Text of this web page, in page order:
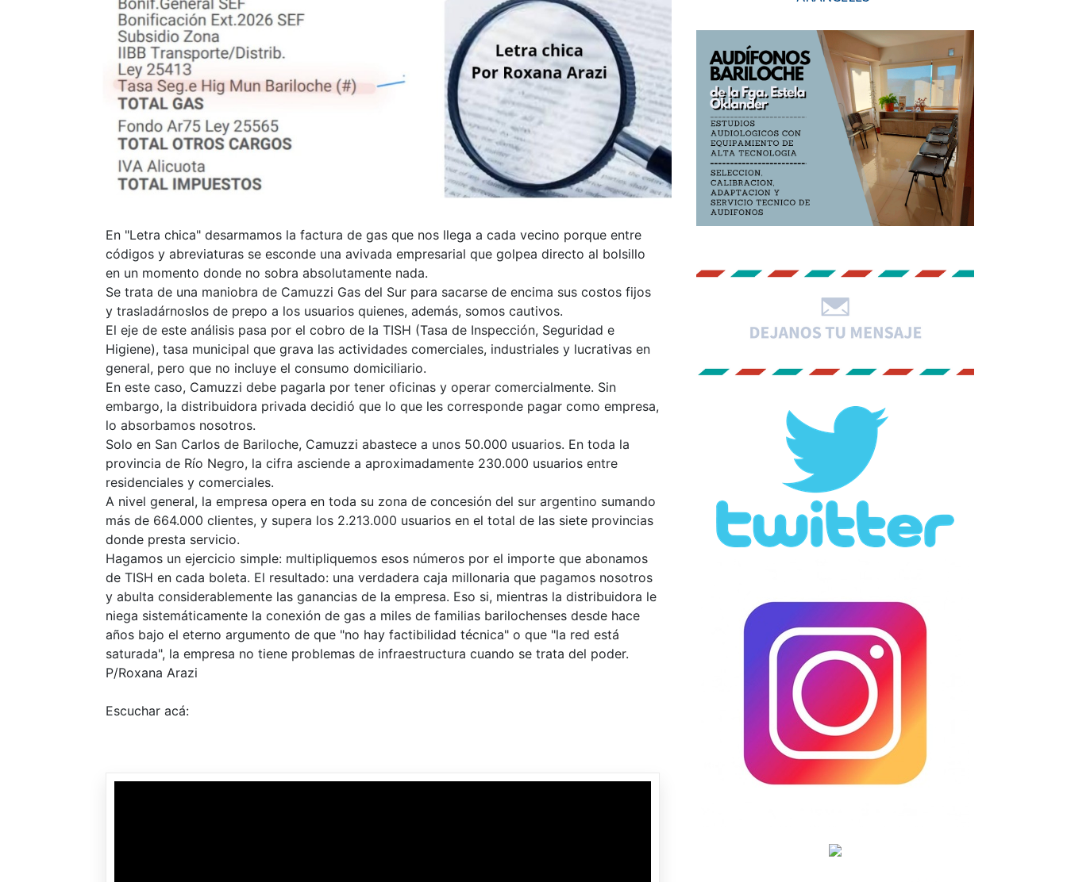
En "Letra chica" desarmamos la factura de gas que nos llega a cada vecino porque entre
códigos y abreviaturas se esconde una avivada empresarial que golpea directo al bolsillo
en un momento donde no sobra absolutamente nada.
Se trata de una maniobra de Camuzzi Gas del Sur para sacarse de encima sus costos fijos
y trasladárnoslos de prepo a los usuarios quienes, además, somos cautivos.
El eje de este análisis pasa por el cobro de la TISH (Tasa de Inspección, Seguridad e
Higiene), tasa municipal que grava las actividades comerciales, industriales y lucrativas en
general, pero que no incluye el consumo domiciliario.
En este caso, Camuzzi debe pagarla por tener oficinas y operar comercialmente. Sin
embargo, la distribuidora privada decidió que lo que les corresponde pagar como empresa,
lo absorbamos nosotros.
Solo en San Carlos de Bariloche, Camuzzi abastece a unos 50.000 usuarios. En toda la
provincia de Río Negro, la cifra asciende a aproximadamente 230.000 usuarios entre
residenciales y comerciales.
A nivel general, la empresa opera en toda su zona de concesión del sur argentino sumando
más de 664.000 clientes, y supera los 2.213.000 usuarios en el total de las siete provincias
donde presta servicio.
Hagamos un ejercicio simple: multipliquemos esos números por el importe que abonamos
de TISH en cada boleta. El resultado: una verdadera caja millonaria que pagamos nosotros
y abulta considerablemente las ganancias de la empresa. Eso si, mientras la distribuidora le
niega sistemáticamente la conexión de gas a miles de familias barilochenses desde hace
años bajo el eterno argumento de que "no hay factibilidad técnica" o que "la red está
saturada", la empresa no tiene problemas de infraestructura cuando se trata del poder.
P/Roxana Arazi
Escuchar acá: